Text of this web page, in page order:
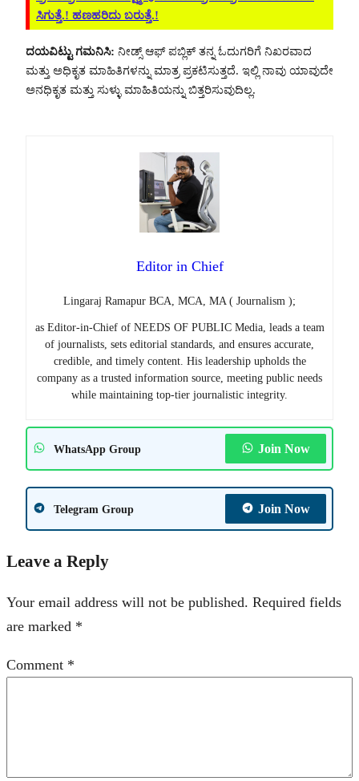
ಸಿಗುತ್ತೆ.! ಹಣಹರಿದು ಬರುತ್ತೆ.!
ದಯವಿಟ್ಟು ಗಮನಿಸಿ: ನೀಡ್ಸ್ ಆಫ್ ಪಬ್ಲಿಕ್ ತನ್ನ ಓದುಗರಿಗೆ ನಿಖರವಾದ
ಮತ್ತು ಅಧಿಕೃತ ಮಾಹಿತಿಗಳನ್ನು ಮಾತ್ರ ಪ್ರಕಟಿಸುತ್ತದೆ. ಇಲ್ಲಿ ನಾವು ಯಾವುದೇ
ಅನಧಿಕೃತ ಮತ್ತು ಸುಳ್ಳು ಮಾಹಿತಿಯನ್ನು ಬಿತ್ತರಿಸುವುದಿಲ್ಲ.
Editor in Chief
Lingaraj Ramapur BCA, MCA, MA ( Journalism );
as Editor-in-Chief of NEEDS OF PUBLIC Media, leads a team
of journalists, sets editorial standards, and ensures accurate,
credible, and timely content. His leadership upholds the
company as a trusted information source, meeting public needs
while maintaining top-tier journalistic integrity.
WhatsApp Group Join Now
Telegram Group Join Now
Leave a Reply
Your email address will not be published. Required fields
are marked *
Comment *